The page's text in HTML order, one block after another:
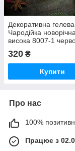
Декоративна гелева
Чародійка новорічна
висока 8007-1
320 ₴
Купити
Про нас
100%
Працює з